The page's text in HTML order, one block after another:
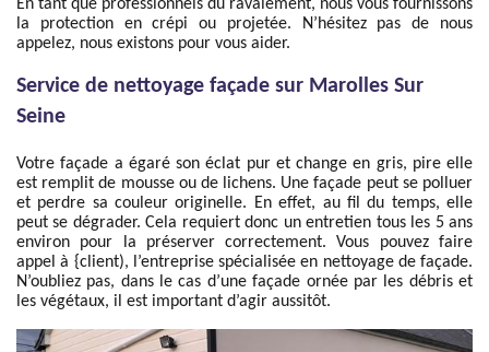
En tant que professionnels du ravalement, nous vous fournissons
la protection en crépi ou projetée. N’hésitez pas de nous
appelez, nous existons pour vous aider.
Service de nettoyage façade sur Marolles Sur
Seine
Votre façade a égaré son éclat pur et change en gris, pire elle
est remplit de mousse ou de lichens. Une façade peut se polluer
et perdre sa couleur originelle. En effet, au fil du temps, elle
peut se dégrader. Cela requiert donc un entretien tous les 5 ans
environ pour la préserver correctement. Vous pouvez faire
appel à {client), l’entreprise spécialisée en nettoyage de façade.
N’oubliez pas, dans le cas d’une façade ornée par les débris et
les végétaux, il est important d’agir aussitôt.